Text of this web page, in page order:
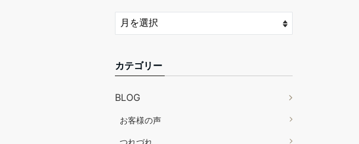
カテゴリー
BLOG
お客様の声
つれづれ